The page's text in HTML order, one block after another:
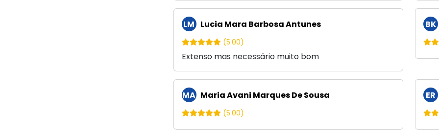
LM Lucia Mara Barbosa Antunes
(5.00)
Extenso mas necessário muito bom
BK
MA Maria Avani Marques De Sousa
(5.00)
ER